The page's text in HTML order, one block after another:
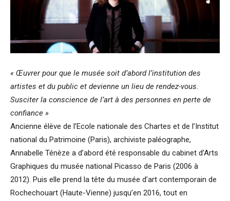
« Œuvrer pour que le musée soit d’abord l’institution des
artistes et du public et devienne un lieu de rendez-vous.
Susciter la conscience de l’art à des personnes en perte de
confiance »
Ancienne élève de l’Ecole nationale des Chartes et de l’Institut
national du Patrimoine (Paris), archiviste paléographe,
Annabelle Ténèze a d’abord été responsable du cabinet d’Arts
Graphiques du musée national Picasso de Paris (2006 à
2012). Puis elle prend la tête du musée d’art contemporain de
Rochechouart (Haute-Vienne) jusqu’en 2016, tout en